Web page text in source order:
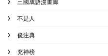
三國成語漫畫廊
不是人
俊注典
充神榜